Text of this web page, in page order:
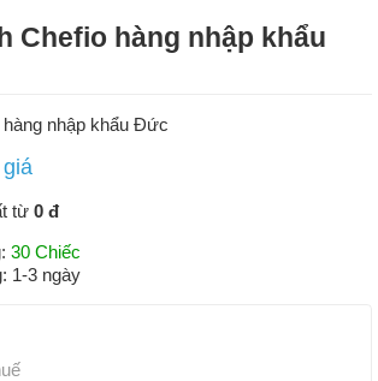
Chefio hàng nhập khẩu
nhập khẩu Đức
từ 0 đ
30 Chiếc
1-3 ngày